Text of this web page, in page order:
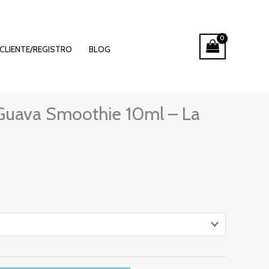
CLIENTE/REGISTRO BLOG
Smoothie 10ml – La
€